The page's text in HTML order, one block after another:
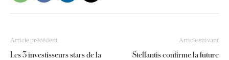
Article précédent
Les 3 investisseurs stars de la
Article suivant
Stellantis confirme la future